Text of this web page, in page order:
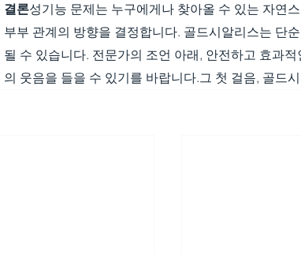
결론성기능 문제는 누구에게나 찾아올 수 있는 자연
부부 관계의 방향을 결정합니다. 골드시알리스는 단
될 수 있습니다. 전문가의 조언 아래, 안전하고 효과
의 웃음을 들을 수 있기를 바랍니다.그 첫 걸음, 골드